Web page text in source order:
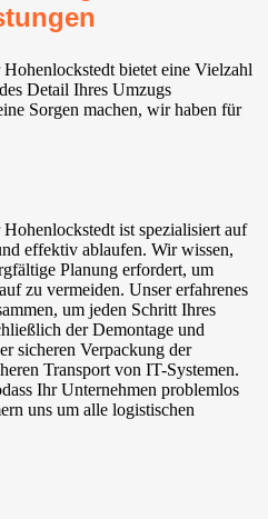
bietet eine Vielzahl
Detail Ihres Umzugs
Sorgen machen, wir haben für
ist spezialisiert auf
effektiv ablaufen. Wir wissen,
Planung erfordert, um
zu vermeiden. Unser erfahrenes
um jeden Schritt Ihres
der Demontage und
sicheren Verpackung der
Transport von IT-Systemen.
Ihr Unternehmen problemlos
uns um alle logistischen